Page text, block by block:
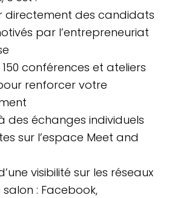
directement des candidats
par l’entrepreneuriat
conférences et ateliers
renforcer votre
des échanges individuels
sur l’espace Meet and
visibilité sur les réseaux
: Facebook,